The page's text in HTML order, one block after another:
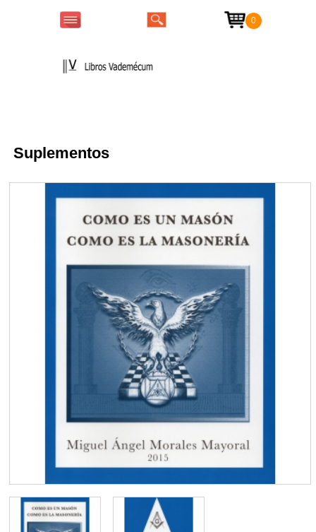
0
Suplementos